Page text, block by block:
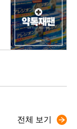
전체 보기